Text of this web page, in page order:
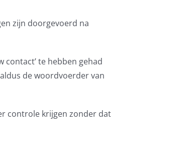
zijn doorgevoerd na
contact’ te hebben gehad
de woordvoerder van
controle krijgen zonder dat